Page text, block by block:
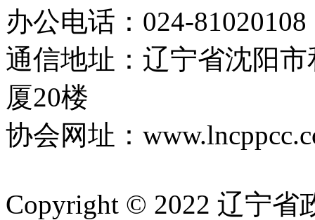
办公电话：024-81020108
通信地址：辽宁省沈阳
厦20楼
协会网址：
Copyright © 2022 辽宁